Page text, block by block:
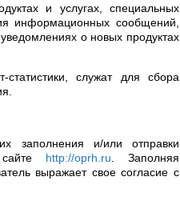
и услугах, специальных
информационных сообщений,
о новых продуктах
служат для сбора
заполнения и/или отправки
http://oprh.ru . Заполняя
выражает свое согласие с